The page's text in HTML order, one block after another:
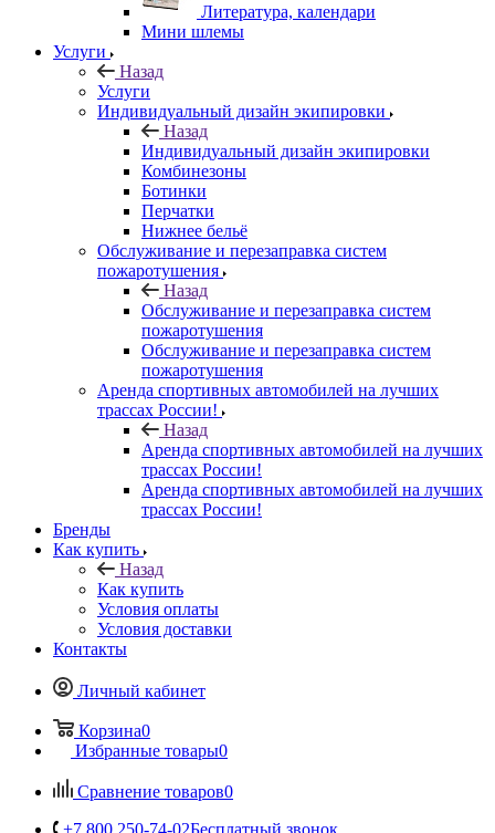
Литература, календари
Мини шлемы
Услуги
Назад
Услуги
Индивидуальный дизайн экипировки
Назад
Индивидуальный дизайн экипировки
Комбинезоны
Ботинки
Перчатки
Нижнее бельё
Обслуживание и перезаправка систем
пожаротушения
Назад
Обслуживание и перезаправка систем
пожаротушения
Обслуживание и перезаправка систем
пожаротушения
Аренда спортивных автомобилей на лучших
трассах России!
Назад
Аренда спортивных автомобилей на лучших
трассах России!
Аренда спортивных автомобилей на лучших
трассах России!
Бренды
Как купить
Назад
Как купить
Условия оплаты
Условия доставки
Контакты
Личный кабинет
Корзина0
Избранные товары0
Сравнение товаров0
+7 800 250-74-02Бесплатный звонок